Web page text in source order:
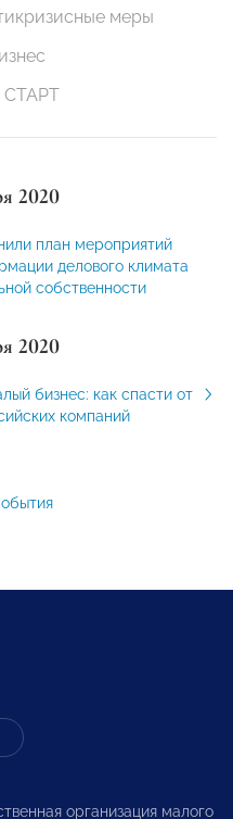
меры
2020
план мероприятий
делового климата
собственности
2020
бизнес: как спасти от
компаний
организация малого